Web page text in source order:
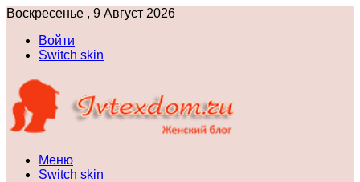
Воскресенье , 9 Август 2026
Войти
Switch skin
Меню
Switch skin